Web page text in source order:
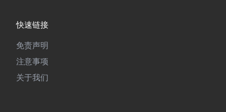
快速链接
免责声明
注意事项
关于我们